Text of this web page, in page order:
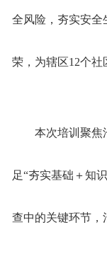
全风险，夯实安全
荣，为辖区12个
本次培训聚焦
足“夯实基础＋知
查中的关键环节，